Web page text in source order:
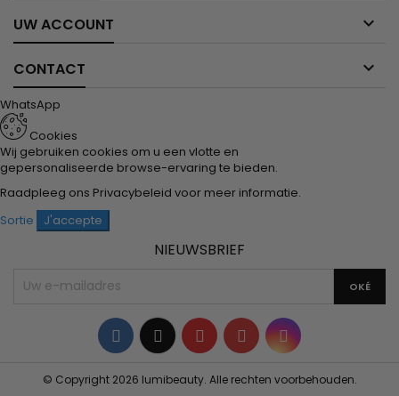
UW ACCOUNT 
CONTACT 
WhatsApp
Cookies
Wij gebruiken cookies om u een vlotte en
gepersonaliseerde browse-ervaring te bieden.
Raadpleeg ons Privacybeleid voor meer informatie.
Sortie
J'accepte
NIEUWSBRIEF
Facebook
TwitterYouTubePinterestInstagram
© Copyright 2026 lumibeauty. Alle rechten voorbehouden.